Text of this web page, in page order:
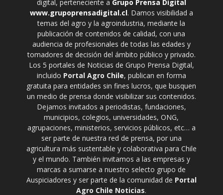
digital, perteneciente a Grupo Prensa Digital
www.grupoprensadigital.cl. Damos visibilidad a
temas del agro y la agroindustria, mediante la
publicación de contenidos de calidad, con una
audiencia de profesionales de todas las edades y
tomadores de decisión del ámbito público y privado.
Los 5 portales de Noticias de Grupo Prensa Digital,
incluido Portal Agro Chile, publican en forma
gratuita para entidades sin fines lucros, que busquen
un medio de prensa donde visibilizar sus contenidos.
Dejamos invitados a periodistas, fundaciones,
municipios, colegios, universidades, ONG,
agrupaciones, ministerios, servicios públicos, etc… a
ser parte de nuestra red de prensa, por una
agricultura más sustentable y colaborativa para Chile
y el mundo. También invitamos a las empresas y
marcas a sumarse a nuestro selecto grupo de
Auspiciadores y ser parte de la comunidad de Portal
Agro Chile Noticias.